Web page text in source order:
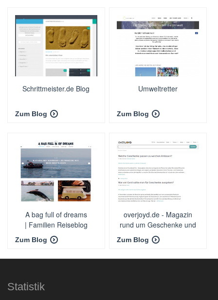
Schrittmeister.de Blog
Zum Blog
Umweltretter
Zum Blog
A bag full of dreams
| Familien Reiseblog
Zum Blog
overjoyd.de - Magazin
rund um Geschenke und
schenken
Zum Blog
Statistik